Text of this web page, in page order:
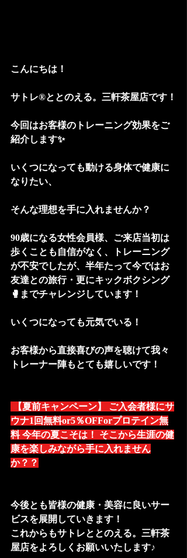
こんにちは！
サトレ®︎ととのえる。三軒茶屋店です！
今回はお客様のトレーニング効果をご
紹介します✨
いくつになっても動ける身体で健康に
なりたい、
そんな理想を手に入れませんか？
90歳になる女性会員様、ご来店当初は
歩くことも自信がなく、トレーニング
が不安でしたが、半年たって今ではお
友達との旅行・更にキックボクシング
🥊までチャレンジしています！
いくつになっても元気でいる！
お客様から直接喜びの声を聴けて我々
トレーナー陣もとても嬉しいです！
ウナ1回無料or5％OFForプロテイン無
料 今年の夏こそは！ そこから生涯の健
康を楽しみながら手に入れません
か？？
今後とも皆様の健康・美容に良いサー
ビスを展開していきます！
これからもサトレととのえる。三軒茶
屋店をよろしくお願いいたします♪